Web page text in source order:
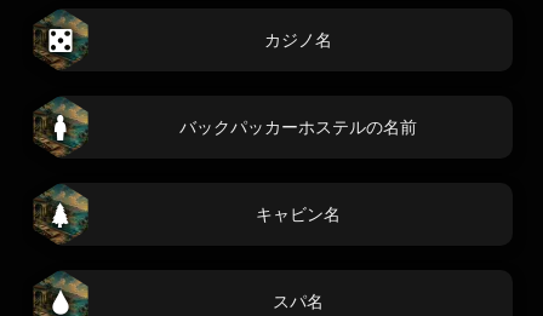
カジノ名
バックパッカーホステルの名前
キャビン名
スパ名